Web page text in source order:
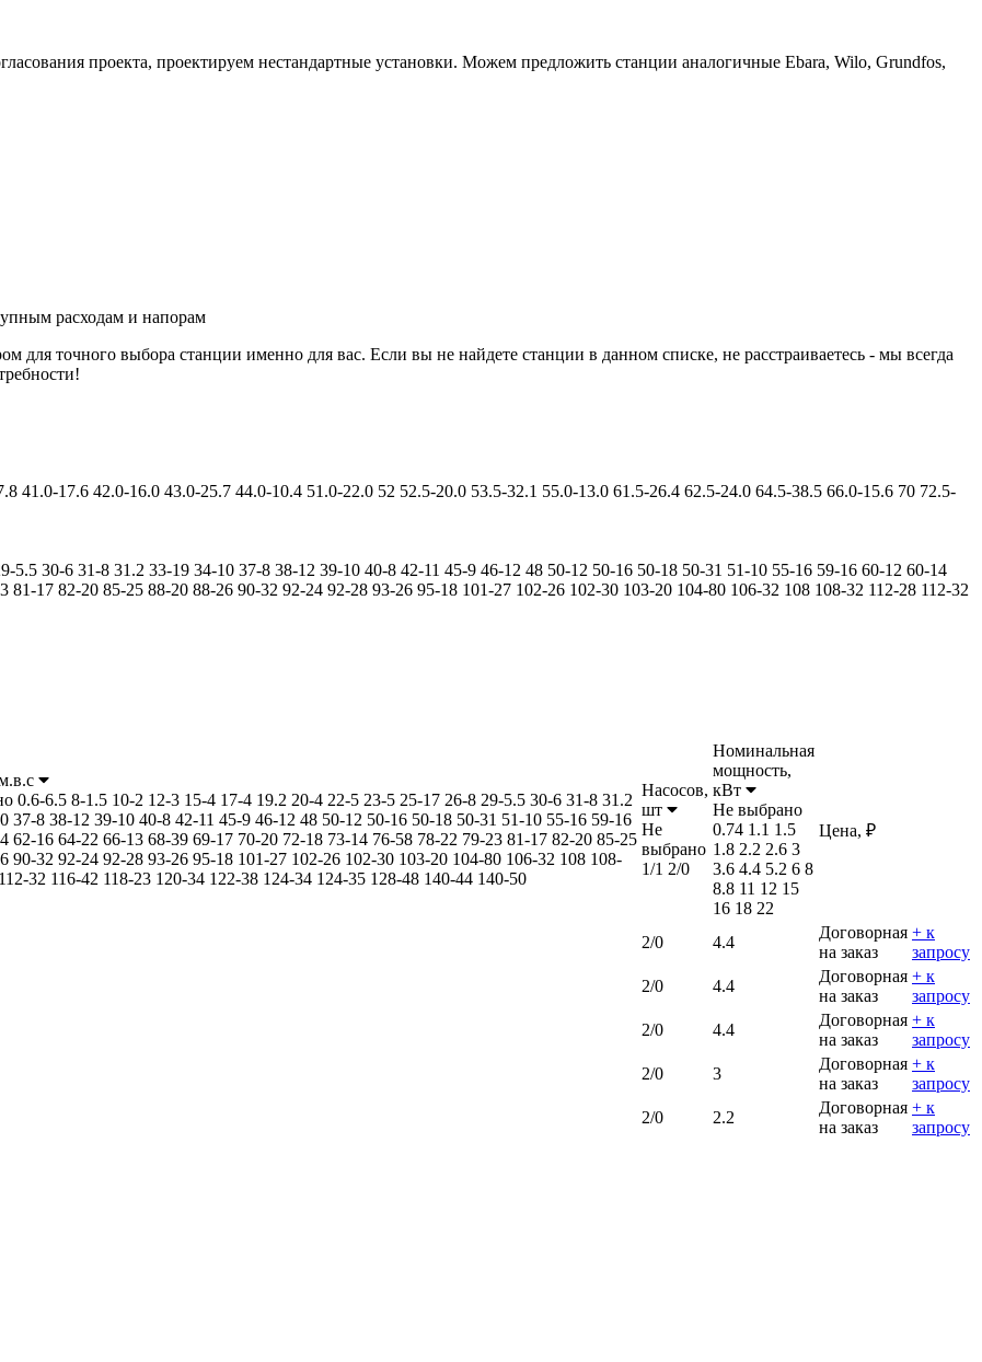
проекта, проектируем нестандартные установки. Можем предложить станции аналогичные Ebara, Wilo, Grundfos,
расходам и напорам
для точного выбора станции именно для вас. Если вы не найдете станции в данном списке, не расстраиваетесь - мы всегда
41.0-17.6 42.0-16.0 43.0-25.7 44.0-10.4 51.0-22.0 52 52.5-20.0 53.5-32.1 55.0-13.0 61.5-26.4 62.5-24.0 64.5-38.5 66.0-15.6 70 72.5-
5.5 30-6 31-8 31.2 33-19 34-10 37-8 38-12 39-10 40-8 42-11 45-9 46-12 48 50-12 50-16 50-18 50-31 51-10 55-16 59-16 60-12 60-14
81-17 82-20 85-25 88-20 88-26 90-32 92-24 92-28 93-26 95-18 101-27 102-26 102-30 103-20 104-80 106-32 108 108-32 112-28 112-32
0.6-6.5 8-1.5 10-2 12-3 15-4 17-4 19.2 20-4 22-5 23-5 25-17 26-8 29-5.5 30-6 31-8 31.2
37-8 38-12 39-10 40-8 42-11 45-9 46-12 48 50-12 50-16 50-18 50-31 51-10 55-16 59-16
62-16 64-22 66-13 68-39 69-17 70-20 72-18 73-14 76-58 78-22 79-23 81-17 82-20 85-25
90-32 92-24 92-28 93-26 95-18 101-27 102-26 102-30 103-20 104-80 106-32 108 108-
112-32 116-42 118-23 120-34 122-38 124-34 124-35 128-48 140-44 140-50
Насосов,
шт
Не
выбрано
1/1 2/0
Номинальная
мощность,
кВт
Не выбрано
0.74 1.1 1.5
1.8 2.2 2.6 3
3.6 4.4 5.2 6 8
8.8 11 12 15
16 18 22
Цена, ₽
2/0 4.4
Договорная
на заказ
+ к
запросу
2/0 4.4
Договорная
на заказ
+ к
запросу
2/0 4.4
Договорная
на заказ
+ к
запросу
2/0 3
Договорная
на заказ
+ к
запросу
2/0 2.2
Договорная
на заказ
+ к
запросу